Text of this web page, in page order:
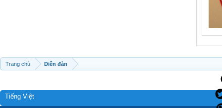
Trang chủ Diễn đàn
Tiếng Việt